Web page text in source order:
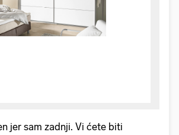
jer sam zadnji. Vi ćete biti